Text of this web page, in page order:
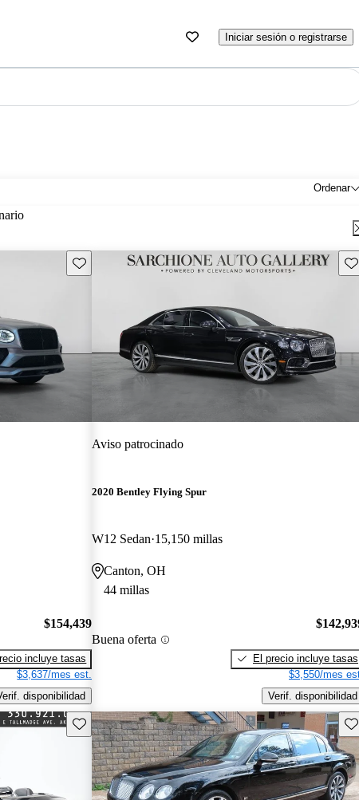
Iniciar sesión o registrarse
Ordenar
Guarda este Aviso
$154,439
incluye tasas
$3,637/mes est.
disponibilidad
Aviso patrocinado
2020 Bentley Flying Spur
W12 Sedan 15,150 millas
Canton, OH
44 millas
Buena oferta
El precio incluye tasas
$3,550/mes
Verif. disponibilidad
Guarda este Aviso